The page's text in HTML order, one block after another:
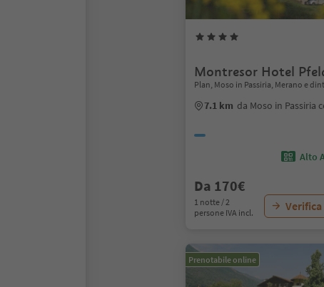
Montresor Hotel
Plan, Moso in Passiria, Merano e
7.1 km da Moso in Passiria
Alto
Da 170€
1 notte / 2
persone IVA incl.
Prenotabile online